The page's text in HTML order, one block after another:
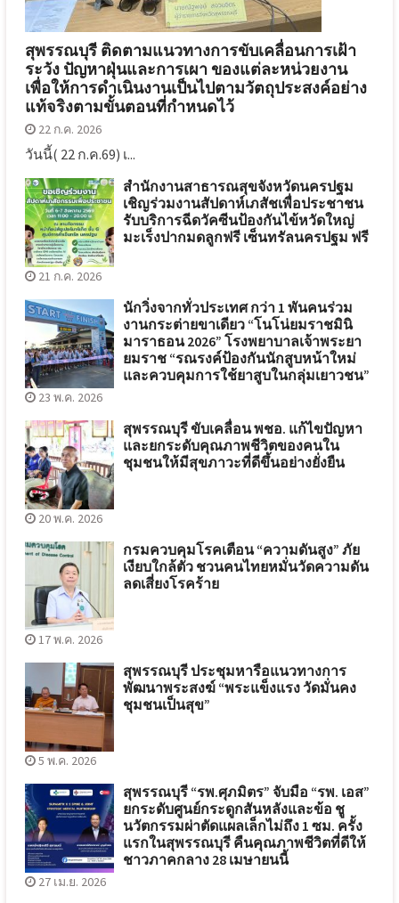
สุพรรณบุรี ติดตามแนวทางการขับเคลื่อนการเฝ้า
ระวัง ปัญหาฝุ่นและการเผา ของแต่ละหน่วยงาน
เพื่อให้การดำเนินงานเป็นไปตามวัตถุประสงค์อย่าง
แท้จริงตามขั้นตอนที่กำหนดไว้
22 ก.ค. 2026
วันนี้( 22 ก.ค.69) เ...
สำนักงานสาธารณสุขจังหวัดนครปฐม
เชิญร่วมงานสัปดาห์เภสัชเพื่อประชาชน
รับบริการฉีดวัคซีนป้องกันไข้หวัดใหญ่
มะเร็งปากมดลูกฟรี เซ็นทรัลนครปฐม ฟรี
21 ก.ค. 2026
นักวิ่งจากทั่วประเทศ กว่า 1 พันคนร่วม
งานกระต่ายขาเดียว “โนโน่ยมราชมินิ
มาราธอน 2026” โรงพยาบาลเจ้าพระยา
ยมราช “รณรงค์ป้องกันนักสูบหน้าใหม่
และควบคุมการใช้ยาสูบในกลุ่มเยาวชน”
23 พ.ค. 2026
สุพรรณบุรี ขับเคลื่อน พชอ. แก้ไขปัญหา
และยกระดับคุณภาพชีวิตของคนใน
ชุมชนให้มีสุขภาวะที่ดีขึ้นอย่างยั่งยืน
20 พ.ค. 2026
กรมควบคุมโรคเตือน “ความดันสูง” ภัย
เงียบใกล้ตัว ชวนคนไทยหมั่นวัดความดัน
ลดเสี่ยงโรคร้าย
17 พ.ค. 2026
สุพรรณบุรี ประชุมหารือแนวทางการ
พัฒนาพระสงฆ์ “พระแข็งแรง วัดมั่นคง
ชุมชนเป็นสุข”
5 พ.ค. 2026
สุพรรณบุรี “รพ.ศุภมิตร” จับมือ “รพ. เอส”
ยกระดับศูนย์กระดูกสันหลังและข้อ ชู
นวัตกรรมผ่าตัดแผลเล็กไม่ถึง 1 ซม. ครั้ง
แรกในสุพรรณบุรี คืนคุณภาพชีวิตที่ดีให้
ชาวภาคกลาง 28 เมษายนนี้
27 เม.ย. 2026